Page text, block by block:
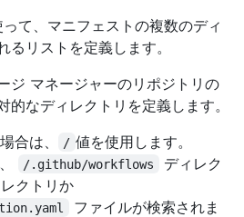
って、マニフェストの複数のディ
るリストを定義します。
ジ マネージャーのリポジトリの
的なディレクトリを定義します。
合は、
/ 値を使用します。
/.github/workflows
ディレク
クトリか
ファイルが検索されま